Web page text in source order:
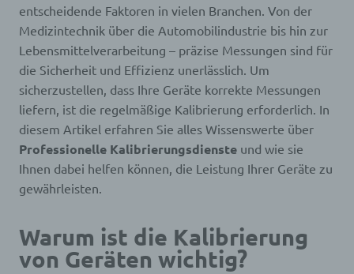
entscheidende Faktoren in vielen Branchen. Von der
Medizintechnik über die Automobilindustrie bis hin zur
Lebensmittelverarbeitung – präzise Messungen sind für
die Sicherheit und Effizienz unerlässlich. Um
sicherzustellen, dass Ihre Geräte korrekte Messungen
liefern, ist die regelmäßige Kalibrierung erforderlich. In
diesem Artikel erfahren Sie alles Wissenswerte über
Professionelle Kalibrierungsdienste und wie sie
Ihnen dabei helfen können, die Leistung Ihrer Geräte zu
gewährleisten.
Warum ist die Kalibrierung
von Geräten wichtig?